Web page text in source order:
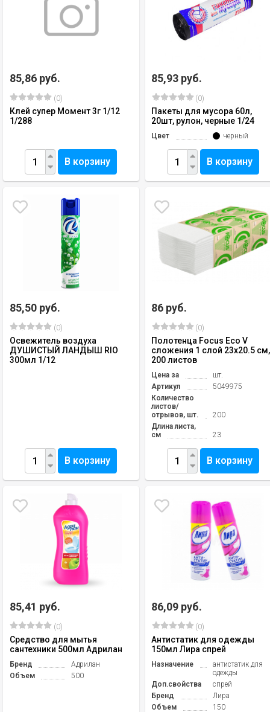
85,86 руб.
(0)
Клей супер Момент 3г 1/12
1/288
В корзину
85,93 руб.
(0)
Пакеты для мусора 60л,
20шт, рулон, черные 1/24
Цвет черный
В корзину
85,50 руб.
(0)
Освежитель воздуха
ДУШИСТЫЙ ЛАНДЫШ RIO
300мл 1/12
В корзину
86 руб.
(0)
Полотенца Focus Eco V
сложения 1 слой 23х20.5 см,
200 листов
Цена за
шт.
Артикул
5049975
Количество
листов/
отрывов, шт.
200
Длина листа,
см
23
В корзину
85,41 руб.
(0)
Средство для мытья
сантехники 500мл Адрилан
Бренд
Адрилан
Объем
500
86,09 руб.
(0)
Антистатик для одежды
150мл Лира спрей
Назначение
антистатик для
одежды
Доп.свойства
спрей
Бренд
Лира
Объем
150